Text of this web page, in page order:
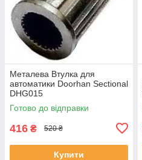
Металева Втулка для
автоматики Doorhan Sectional
DHG015
Готово до відправки
416 ₴ 520 ₴
Купити